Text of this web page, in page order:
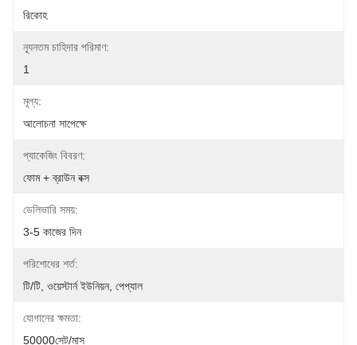
রিকোহ
ন্যূনতম চাহিদার পরিমাণ:
1
মূল্য:
আলোচনা সাপেক্ষে
প্যাকেজিং বিবরণ:
ফোম + ব্রাউন বক্স
ডেলিভারি সময়:
3-5 কাজের দিন
পরিশোধের শর্ত:
টি/টি, ওয়েস্টার্ন ইউনিয়ন, পেপ্যাল
যোগানের ক্ষমতা:
50000সেট/মাস